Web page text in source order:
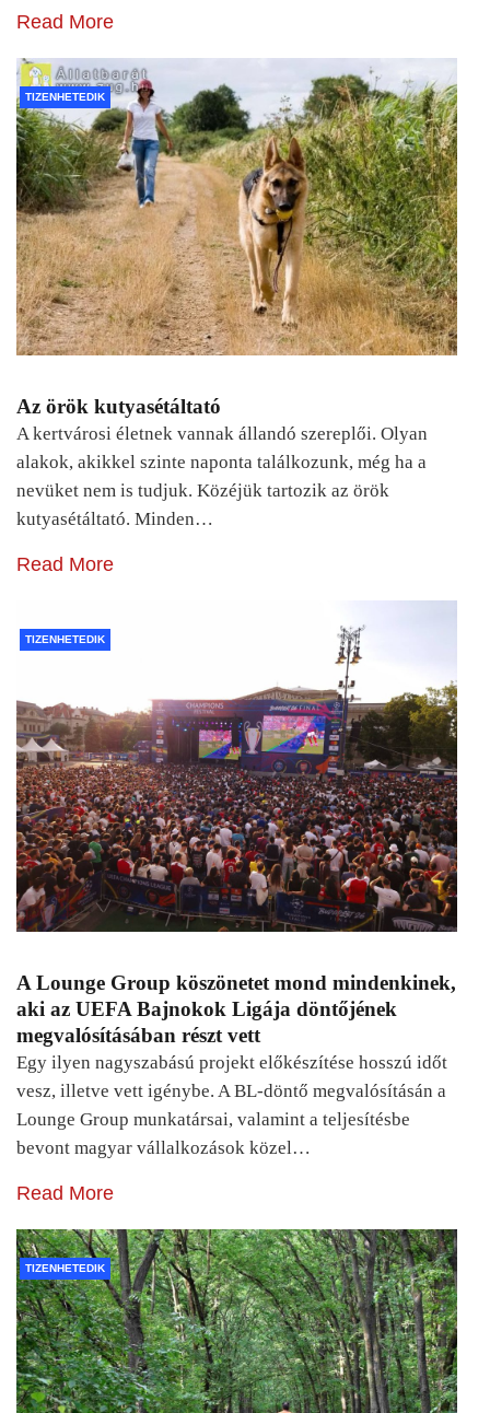
Read More
TIZENHETEDIK
Az örök kutyasétáltató
A kertvárosi életnek vannak állandó szereplői. Olyan
alakok, akikkel szinte naponta találkozunk, még ha a
nevüket nem is tudjuk. Közéjük tartozik az örök
kutyasétáltató. Minden…
Read More
TIZENHETEDIK
A Lounge Group köszönetet mond mindenkinek,
aki az UEFA Bajnokok Ligája döntőjének
megvalósításában részt vett
Egy ilyen nagyszabású projekt előkészítése hosszú időt
vesz, illetve vett igénybe. A BL-döntő megvalósításán a
Lounge Group munkatársai, valamint a teljesítésbe
bevont magyar vállalkozások közel…
Read More
TIZENHETEDIK